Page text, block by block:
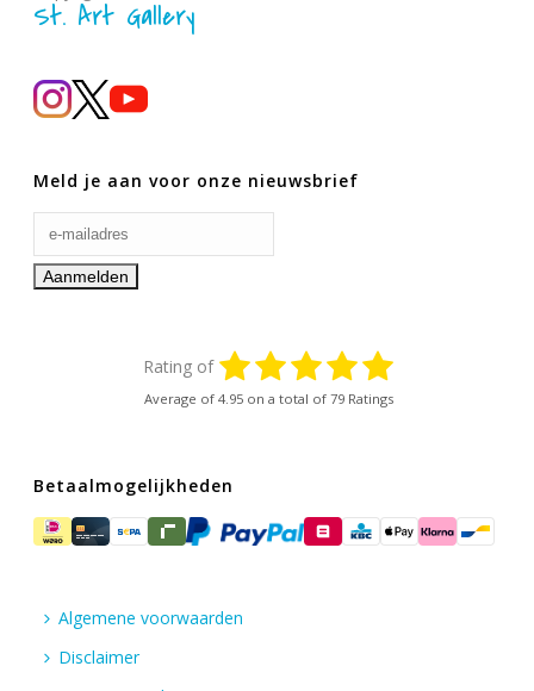
St. Art Gallery
Meld je aan voor onze nieuwsbrief
Rating of
Average of 4.95 on a total of 79 Ratings
Betaalmogelijkheden
Algemene voorwaarden
Disclaimer